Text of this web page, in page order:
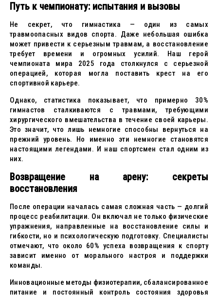
Путь к чемпионату: испытания и вызовы
Не секрет, что гимнастика — один из самых
травмоопасных видов спорта. Даже небольшая ошибка
может привести к серьезным травмам, а восстановление
требует времени и огромных усилий. Наш герой
чемпионата мира 2025 года столкнулся с серьезной
операцией, которая могла поставить крест на его
спортивной карьере.
Однако, статистика показывает, что примерно 30%
гимнастов сталкиваются с травмами, требующими
хирургического вмешательства в течение своей карьеры.
Это значит, что лишь немногие способны вернуться на
прежний уровень. Но именно эти немногие становятся
настоящими легендами. И наш спортсмен стал одним из
них.
Возвращение на арену: секреты
восстановления
После операции началась самая сложная часть — долгий
процесс реабилитации. Он включал не только физические
упражнения, направленные на восстановление силы и
гибкости, но и психологическую подготовку. Специалисты
отмечают, что около 60% успеха возвращения к спорту
зависит именно от морального настроя и поддержки
команды.
Инновационные методы физиотерапии, сбалансированное
питание и постоянный контроль состояния здоровья